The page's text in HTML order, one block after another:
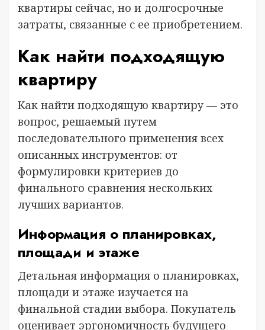
квартиры сейчас, но и долгосрочные
затраты, связанные с ее приобретением.
Как найти подходящую
квартиру
Как найти подходящую квартиру — это
вопрос, решаемый путем
последовательного применения всех
описанных инструментов: от
формулировки критериев до
финального сравнения нескольких
лучших вариантов.
Информация о планировках,
площади и этаже
Детальная информация о планировках,
площади и этаже изучается на
финальной стадии выбора. Покупатель
оценивает эргономичность будущего